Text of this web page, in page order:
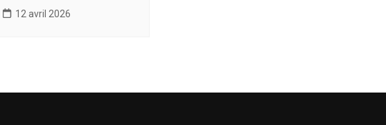
12 avril 2026